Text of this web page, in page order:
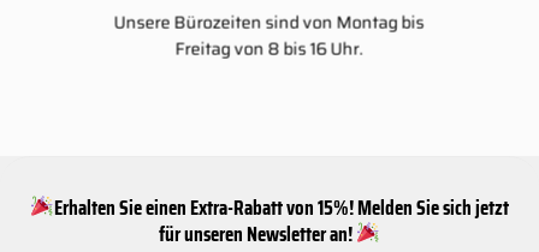
Unsere Bürozeiten sind von Montag bis
Freitag von 8 bis 16 Uhr.
Erhalten Sie einen Extra-Rabatt von 15%! Melden Sie sich jetzt
für unseren Newsletter an!